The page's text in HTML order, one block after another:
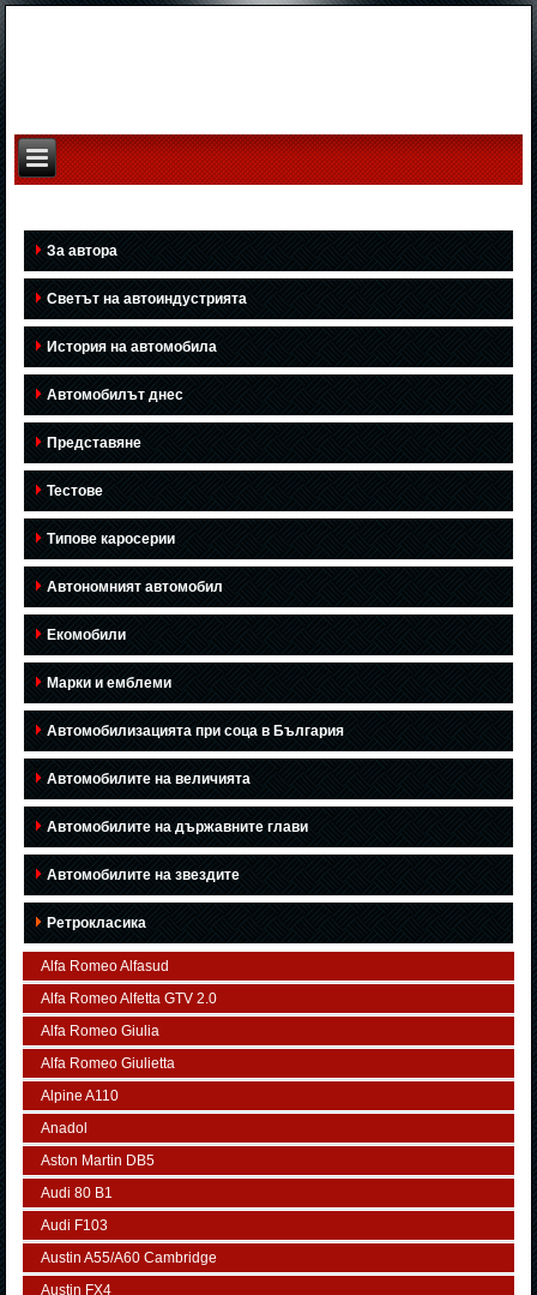
За автора
Светът на автоиндустрията
История на автомобила
Автомобилът днес
Представяне
Тестове
Типове каросерии
Автономният автомобил
Екомобили
Марки и емблеми
Автомобилизацията при соца в България
Автомобилите на величията
Автомобилите на държавните глави
Автомобилите на звездите
Ретрокласика
Alfa Romeo Alfasud
Alfa Romeo Alfetta GTV 2.0
Alfa Romeo Giulia
Alfa Romeo Giulietta
Alpine A110
Anadol
Aston Martin DB5
Audi 80 B1
Audi F103
Austin A55/A60 Cambridge
Austin FX4